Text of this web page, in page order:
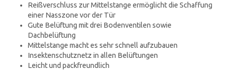
Reißverschluss zur Mittelstange ermöglicht die Schaffung
einer Nasszone vor der Tür
Gute Belüftung mit drei Bodenventilen sowie
Dachbelüftung
Mittelstange macht es sehr schnell aufzubauen
Insektenschutznetz in allen Belüftungen
Leicht und packfreundlich